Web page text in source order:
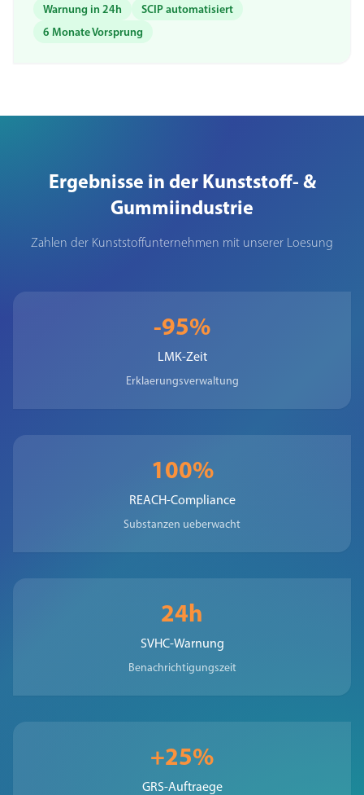
Warnung in 24h
SCIP automatisiert
6 Monate Vorsprung
Ergebnisse in der Kunststoff- &
Gummiindustrie
Zahlen der Kunststoffunternehmen mit unserer Loesung
-95%
LMK-Zeit
Erklaerungsverwaltung
100%
REACH-Compliance
Substanzen ueberwacht
24h
SVHC-Warnung
Benachrichtigungszeit
+25%
GRS-Auftraege